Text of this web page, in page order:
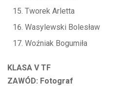
Tworek Arletta
Wasylewski Bolesław
Woźniak Bogumiła
KLASA V TF
ZAWÓD: Fotograf